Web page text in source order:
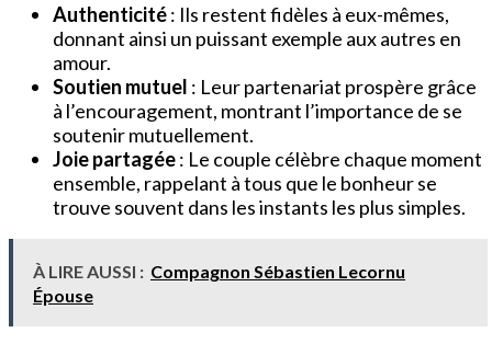
Authenticité: Ils restent fidèles à eux-mêmes,
donnant ainsi un puissant exemple aux autres en
amour.
Soutien mutuel : Leur partenariat prospère grâce
à l’encouragement, montrant l’importance de se
soutenir mutuellement.
Joie partagée: Le couple célèbre chaque moment
ensemble, rappelant à tous que le bonheur se
trouve souvent dans les instants les plus simples.
À LIRE AUSSI : Compagnon Sébastien Lecornu
Épouse